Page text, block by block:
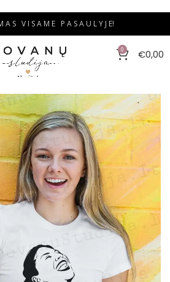
A S V I S A M E P A S A U L Y J E!
0 €0,00